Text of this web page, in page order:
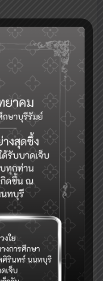
(Application for
ดูแลช่วยเหลือนักเรียนใน
ที่การศึกษา(AMSS++)
กษา สพม.บุรีรัมย์
for All)